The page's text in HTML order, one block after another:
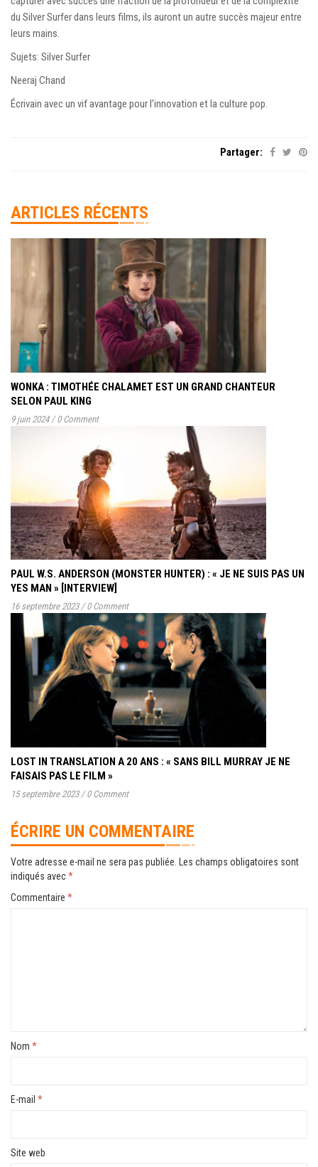
du Silver Surfer dans leurs films, ils auront un autre succès majeur entre
leurs mains.
Sujets: Silver Surfer
Neeraj Chand
Écrivain avec un vif avantage pour l’innovation et la culture pop.
Partager:
ARTICLES RÉCENTS
WONKA : TIMOTHÉE CHALAMET EST UN GRAND CHANTEUR
SELON PAUL KING
9 juin 2024 / 0 Comment
PAUL W.S. ANDERSON (MONSTER HUNTER) : « JE NE SUIS PAS UN
YES MAN » [INTERVIEW]
16 septembre 2023 / 0 Comment
LOST IN TRANSLATION A 20 ANS : « SANS BILL MURRAY JE NE
FAISAIS PAS LE FILM »
15 septembre 2023 / 0 Comment
ÉCRIRE UN COMMENTAIRE
Votre adresse e-mail ne sera pas publiée. Les champs obligatoires sont
indiqués avec*
Commentaire *
Nom *
E-mail *
Site web